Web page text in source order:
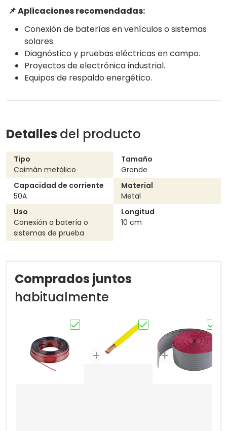
📌 Aplicaciones recomendadas:
Conexión de baterías en vehículos o sistemas
solares.
Diagnóstico y pruebas eléctricas en campo.
Proyectos de electrónica industrial.
Equipos de respaldo energético.
Detalles del producto
Tipo
Caimán metálico
Tamaño
Grande
Capacidad de corriente
50A
Material
Metal
Uso
Conexión a batería o
sistemas de prueba
Longitud
10 cm
Comprados juntos
habitualmente
Elige "CABLE DUPLEX FLEXIBLE SPT-F
Elige "CABLE Elige